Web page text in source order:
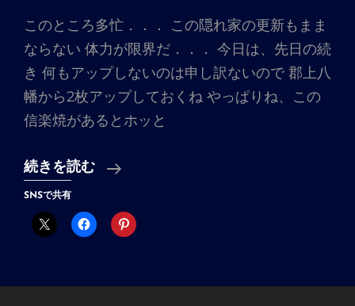
このところ多忙．．． この隠れ家の更新もまま
ならない 体力が限界だ．．． 今日は、先日の続
き 何もアップしないのは申し訳ないので 郡上八
幡から2枚アップしておくね やっぱりね、この
信楽焼があるとホッと
続きを読む
体
が．．．
SNSで共有